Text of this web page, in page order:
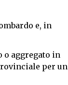
e, in
o aggregato in
per un